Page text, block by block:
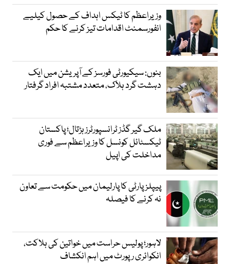
وزیراعظم کا ٹیکس اہداف کے حصول کیلیے
انفورسمنٹ اقدامات تیز کرنے کا حکم
بنوں: سیکیورٹی فورسز کے آپریشن میں ایک
دہشت گرد ہلاک، متعدد مشتبہ افراد گرفتار
ملک گیر گڈز ٹرانسپورٹرز ہڑتال؛ پاکستان
ٹیکسٹائل کونسل کا وزیراعظم سے فوری
مداخلت کی اپیل
پیپلزپارٹی کا پارلیمان میں حکومت سے تعاون
نہ کرنے کا فیصلہ
لاہور؛ پولیس حراست میں خواتین کی ہلاکت،
انکوائری رپورٹ میں اہم انکشاف